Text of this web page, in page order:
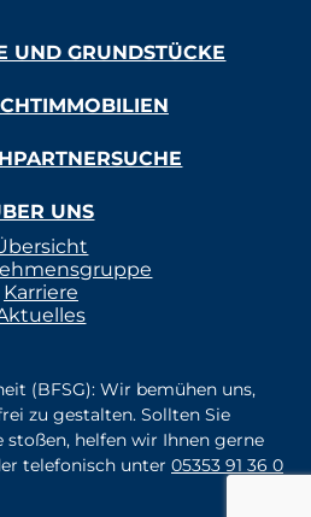
(BFSG): Wir bemühen uns,
zu gestalten. Sollten Sie
stoßen, helfen wir Ihnen gerne
telefonisch unter 05353 91 36 0
UND GRUNDSTÜCKE
UNS
Karriere